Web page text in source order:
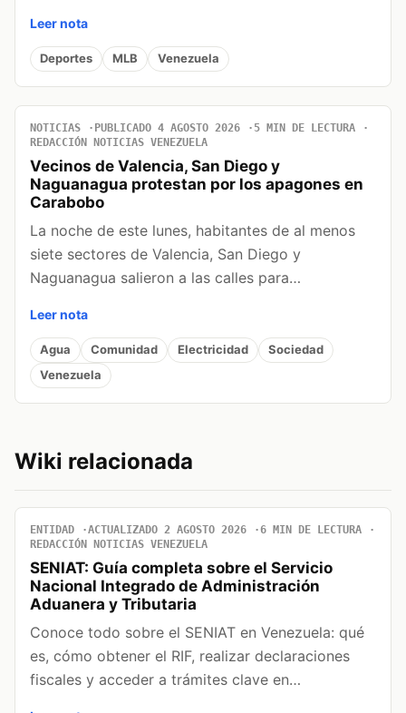
Leer nota
Deportes MLB Venezuela
NOTICIAS PUBLICADO 4 AGOSTO 2026
5 MIN DE LECTURA
REDACCIÓN NOTICIAS VENEZUELA
Vecinos de Valencia, San Diego y
Naguanagua protestan por los apagones en
Carabobo
La noche de este lunes, habitantes de al menos
siete sectores de Valencia, San Diego y
Naguanagua salieron a las calles para…
Leer nota
Agua Comunidad Electricidad
Sociedad
Venezuela
Wiki relacionada
ENTIDAD ACTUALIZADO 2 AGOSTO 2026
6 MIN DE LECTURA
REDACCIÓN NOTICIAS VENEZUELA
SENIAT: Guía completa sobre el Servicio
Nacional Integrado de Administración
Aduanera y Tributaria
Conoce todo sobre el SENIAT en Venezuela: qué
es, cómo obtener el RIF, realizar declaraciones
fiscales y acceder a trámites clave en…